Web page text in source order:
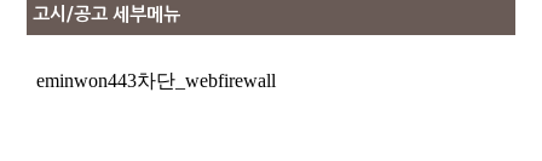
고시/공고 세부메뉴